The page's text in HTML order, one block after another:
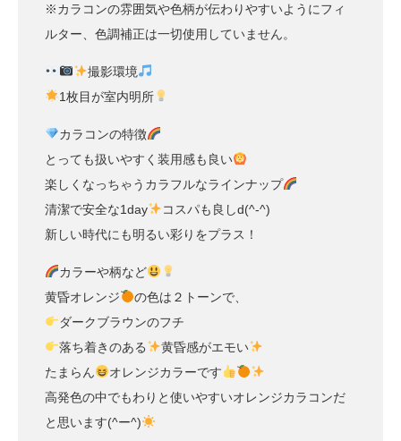
※カラコンの雰囲気や色柄が伝わりやすいようにフィ
ルター、色調補正は一切使用していません。
撮影環境
1枚目が室内明所
カラコンの特徴
とっても扱いやすく装用感も良い
楽しくなっちゃうカラフルなラインナップ
清潔で安全な1day
コスパも良しd(^-^)
新しい時代にも明るい彩りをプラス！
カラーや柄など
黄昏オレンジ
の色は２トーンで、
ダークブラウンのフチ
落ち着きのある
黄昏感がエモい
たまらん
オレンジカラーです
高発色の中でもわりと使いやすいオレンジカラコンだ
と思います(^ー^)